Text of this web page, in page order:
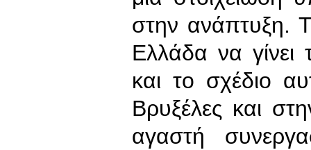
στην ανάπτυξη.
Ελλάδα να
και το σχέδιο
Βρυξέλες και
αγαστή